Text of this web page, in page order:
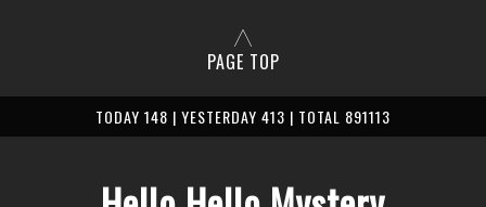
PAGE TOP
TODAY 148 | YESTERDAY 413 | TOTAL 891113